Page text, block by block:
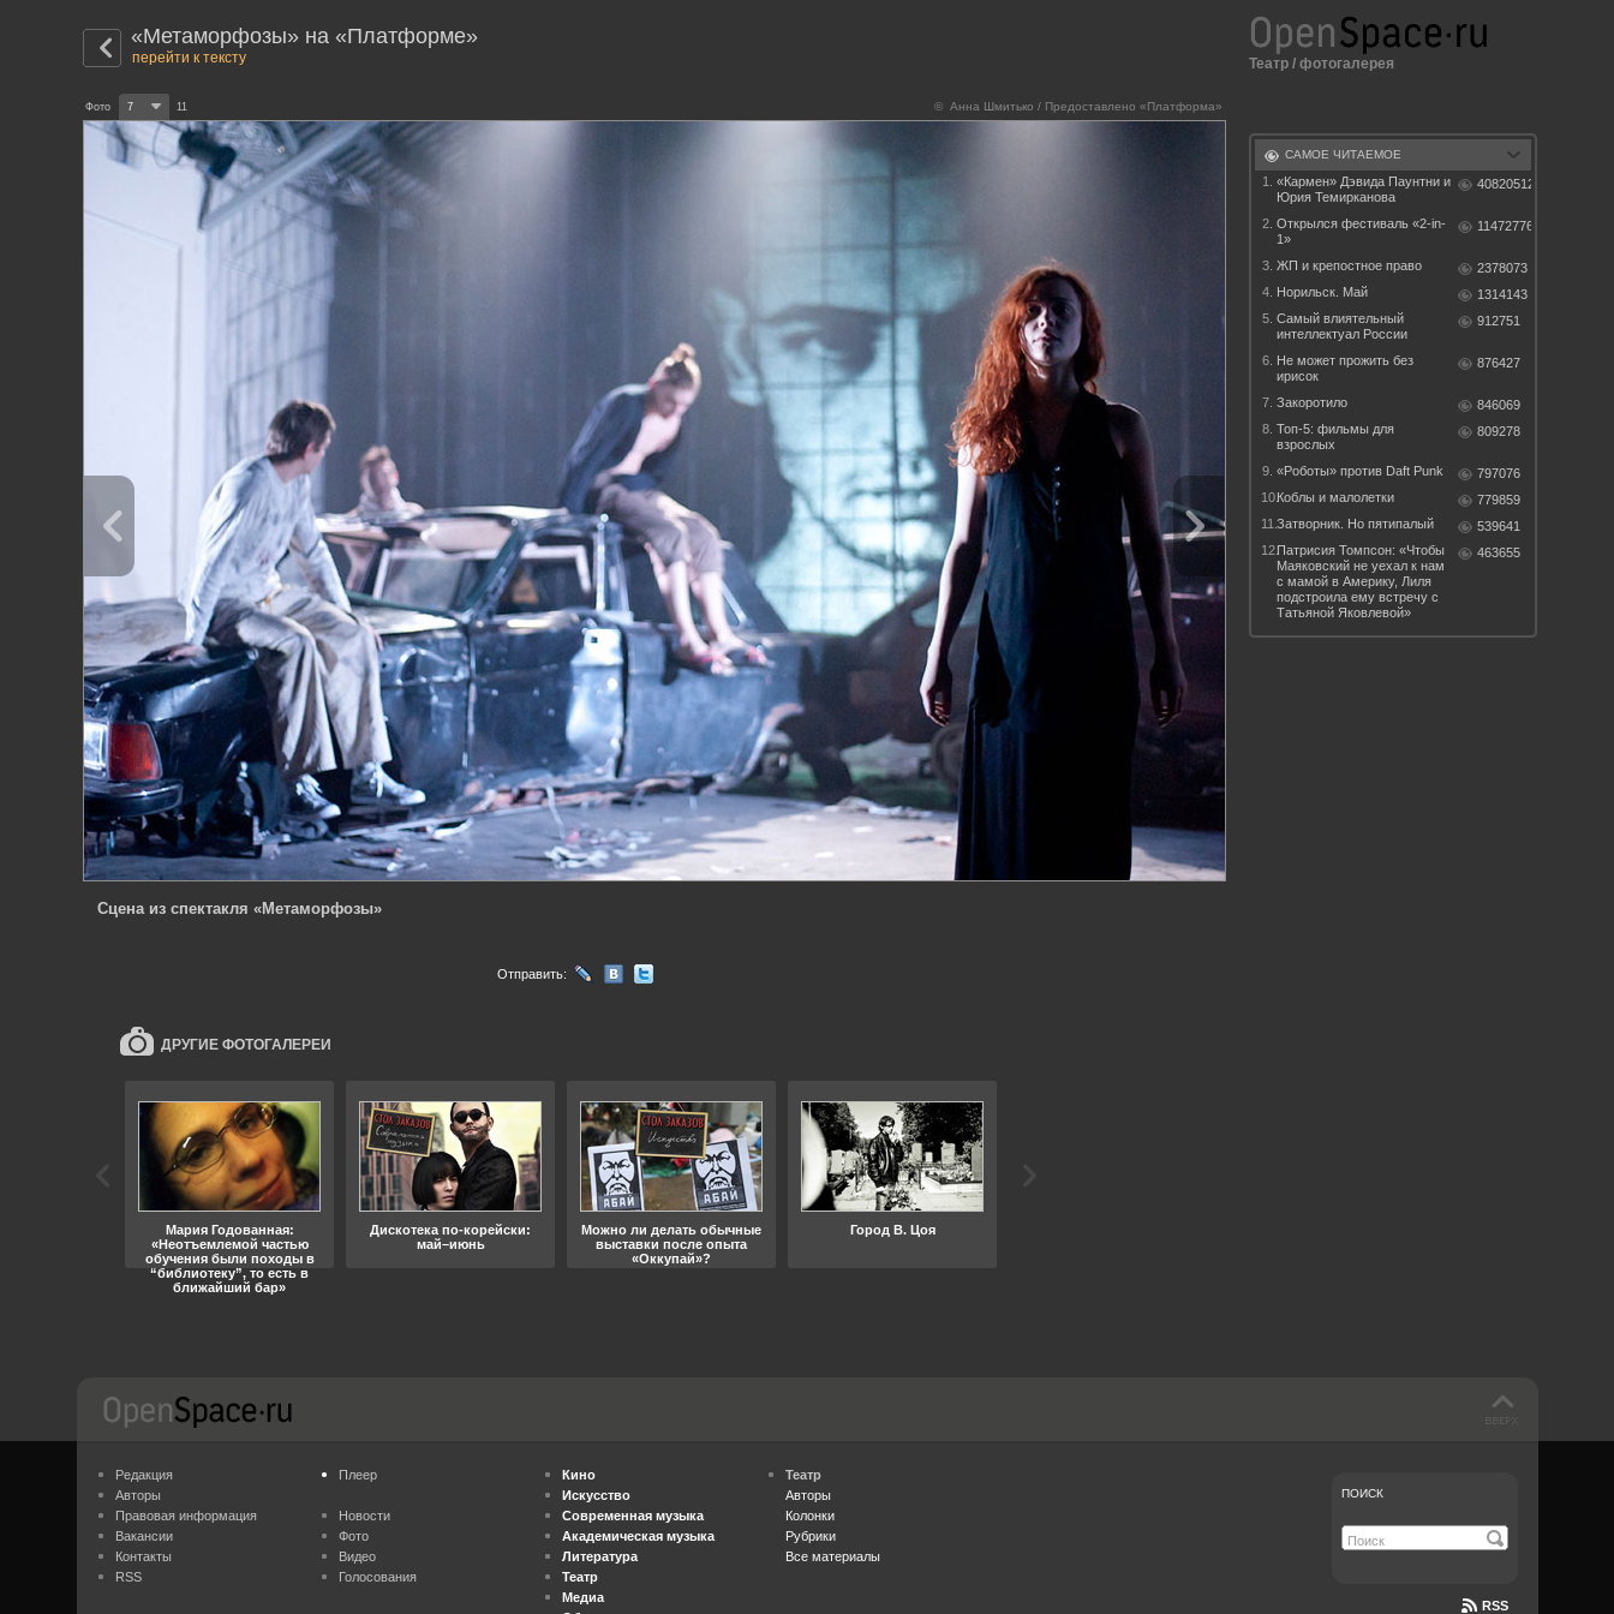
«Метаморфозы» на «Платформе»
перейти к тексту
© Анна Шмитько / Предоставлено «Платформа»
Фото 7 11
Сцена из спектакля «Метаморфозы»
Отправить:
ДРУГИЕ ФОТОГАЛЕРЕИ
Мария Годованная:
«Неотъемлемой частью
обучения были походы в
“библиотеку”, то есть в
ближайший бар»
Дискотека по-корейски:
май–июнь
Можно ли делать обычные
выставки после опыта
«Оккупай»?
Город В. Цоя
Театр / фотогалерея
САМОЕ ЧИТАЕМОЕ
1.
«Кармен» Дэвида Паунтни и
Юрия Темирканова
40820512
2. Открылся фестиваль «2-in-
1»
11472776
3. ЖП и крепостное право
2378073
4. Норильск. Май
1314143
5. Самый влиятельный
интеллектуал России
912751
6. Не может прожить без
ирисок
876427
7. Закоротило
846069
8. Топ-5: фильмы для
взрослых
809278
9. «Роботы» против Daft Punk
797076
10.Коблы и малолетки
779859
11.Затворник. Но пятипалый
539641
12.Патрисия Томпсон: «Чтобы
Маяковский не уехал к нам
с мамой в Америку, Лиля
подстроила ему встречу с
Татьяной Яковлевой»
463655
Редакция
Авторы
Правовая информация
Вакансии
Контакты
RSS
Плеер
Новости
Фото
Видео
Голосования
Кино
Искусство
Современная музыка
Академическая музыка
Литература
Театр
Медиа
Театр
Авторы
Колонки
Рубрики
Все материалы
ПОИСК
RSS